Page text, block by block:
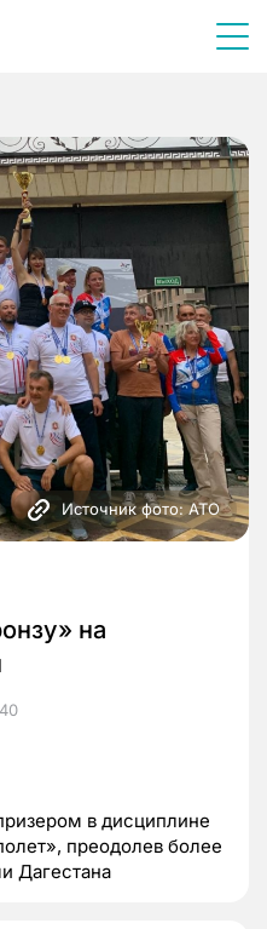
Источник фото: АТО
на
в дисциплине
преодолев более
Дагестана